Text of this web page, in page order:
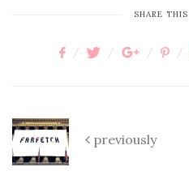
SHARE
previously